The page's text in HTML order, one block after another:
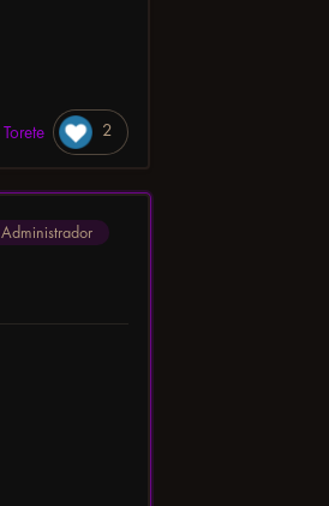
Torete 2
Administrador